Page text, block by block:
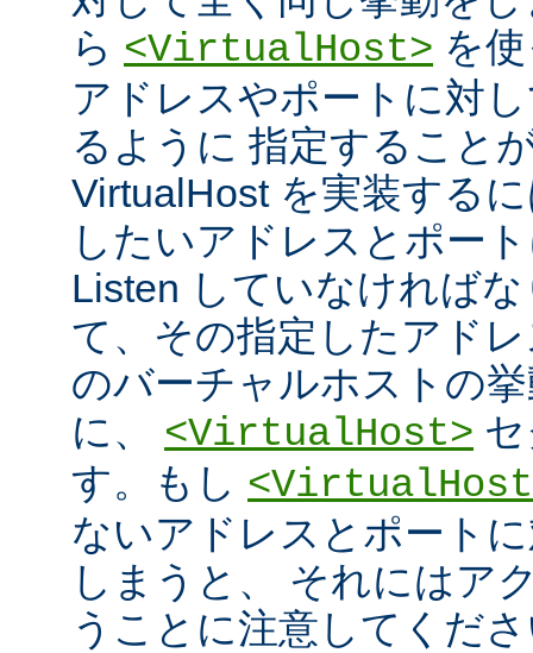
ら <VirtualHost> を
アドレスやポートに対
るように 指定すること
VirtualHost を実装する
したいアドレスとポー
Listen していなければ
て、その指定したアド
のバーチャルホストの
に、 <VirtualHost>
す。もし
ないアドレスとポート
しまうと、 それにはア
うことに注意してくだ